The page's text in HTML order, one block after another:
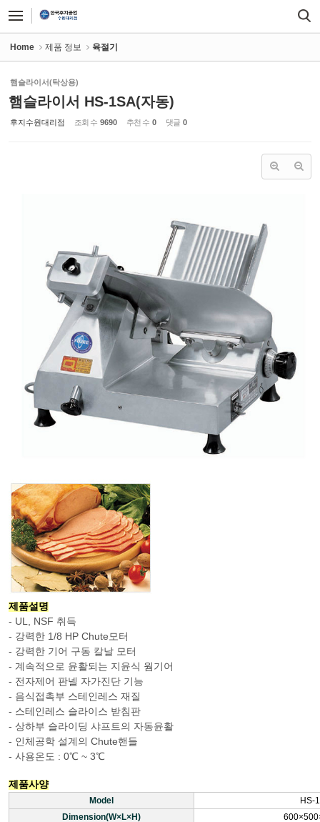
Home 제품 정보 육절기
햄슬라이서(탁상용)
햄슬라이서 HS-1SA(자동)
후지수원대리점 조회 수 9690 추천 수 0 댓글 0
제품설명
- UL, NSF 취득
- 강력한 1/8 HP Chute모터
- 강력한 기어 구동 칼날 모터
- 계속적으로 윤활되는 지윤식 웜기어
- 전자제어 판넬 자가진단 기능
- 음식접촉부 스테인레스 재질
- 스테인레스 슬라이스 받침판
- 상하부 슬라이딩 샤프트의 자동윤활
- 인체공학 설계의 Chute핸들
- 사용온도 : 0℃ ~ 3℃
제품사양
Model
HS-
Dimension(W×L×H)